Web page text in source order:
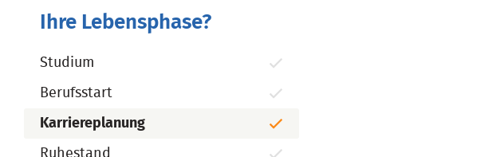
Ihre Lebensphase?
Studium
Berufsstart
Karriereplanung
Ruhestand